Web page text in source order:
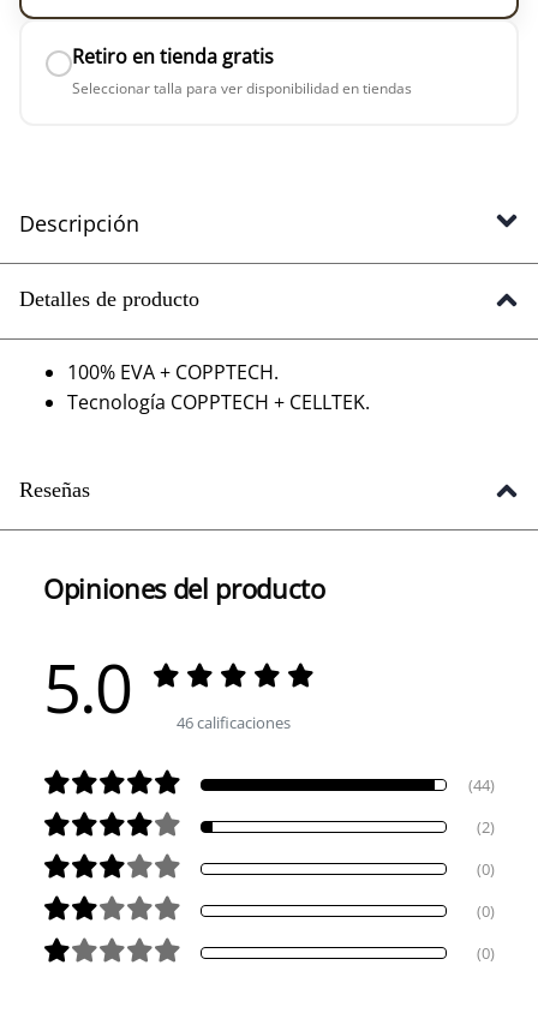
Retiro en tienda gratis
Seleccionar talla para ver disponibilidad en tiendas
Descripción
Detalles de producto
100% EVA + COPPTECH.
Tecnología COPPTECH + CELLTEK.
Reseñas
Opiniones del producto
5.0 46 calificaciones
(44)
(2)
(0)
(0)
(0)